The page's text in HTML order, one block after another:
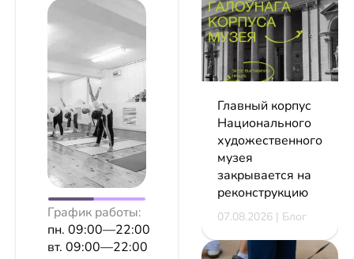
График работы:
пн. 09:00—22:00
вт. 09:00—22:00
Главный корпус
Национального
художественного
музея
закрывается на
реконструкцию
07.08.2026 | Блог